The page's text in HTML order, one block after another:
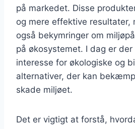
på markedet. Disse
og mere effektive resultater,
også bekymringer om
på økosystemet. I dag er
interesse for økologiske og
alternativer, der kan
skade miljøet.
Det er vigtigt at forstå,